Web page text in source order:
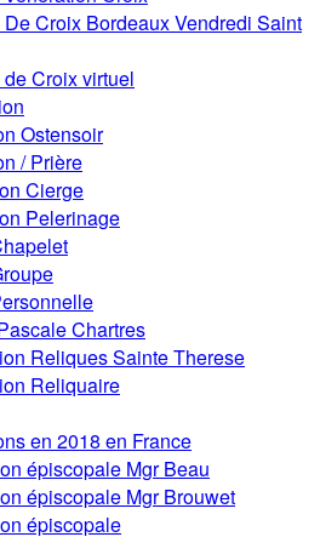
Croix Bordeaux Vendredi Saint
Croix virtuel
Ostensoir
/ Prière
Cierge
Pelerinage
Chartres
Reliques Sainte Therese
Reliquaire
en 2018 en France
épiscopale Mgr Beau
épiscopale Mgr Brouwet
épiscopale